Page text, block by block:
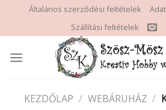
content
Általános szerződési feltételek
Szállítási feltételek
KEZDŐLAP / WEBÁRUHÁZ /